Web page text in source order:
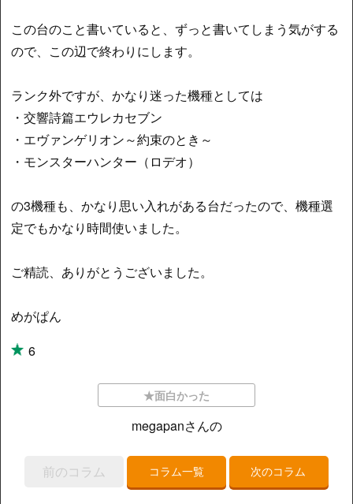
この台のこと書いていると、ずっと書いてしまう気がする
ので、この辺で終わりにします。
ランク外ですが、かなり迷った機種としては
・交響詩篇エウレカセブン
・エヴァンゲリオン～約束のとき～
・モンスターハンター（ロデオ）
の3機種も、かなり思い入れがある台だったので、機種選
定でもかなり時間使いました。
ご精読、ありがとうございました。
めがぱん
6
★面白かった
megapanさんの
前のコラム コラム一覧 次のコラム